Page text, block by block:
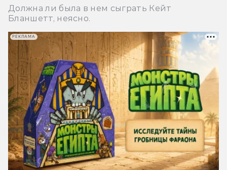
Должна ли была в нем сыграть Кейт
Бланшетт, неясно.
РЕКЛАМА